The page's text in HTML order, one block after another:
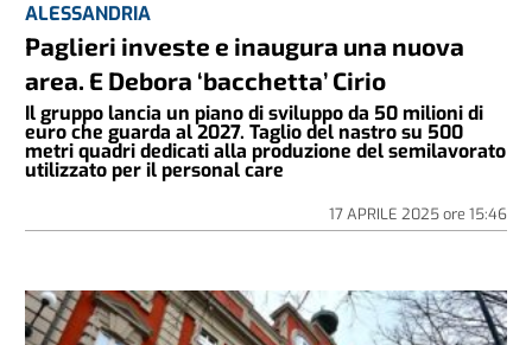
ALESSANDRIA
Paglieri investe e inaugura una nuova
area. E Debora ‘bacchetta’ Cirio
Il gruppo lancia un piano di sviluppo da 50 milioni di
euro che guarda al 2027. Taglio del nastro su 500
metri quadri dedicati alla produzione del semilavorato
utilizzato per il personal care
17 APRILE 2025ore 15:46